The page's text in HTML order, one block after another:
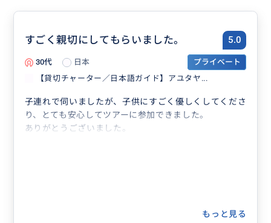
すごく親切にしてもらいました。 5.0
30代 日本
プライベート
【貸切チャーター／日本語ガイド】アユタヤ...
子連れで伺いましたが、子供にすごく優しくしてくださ
り、とても安心してツアーに参加できました。
ありがとうございました。
もっと見る